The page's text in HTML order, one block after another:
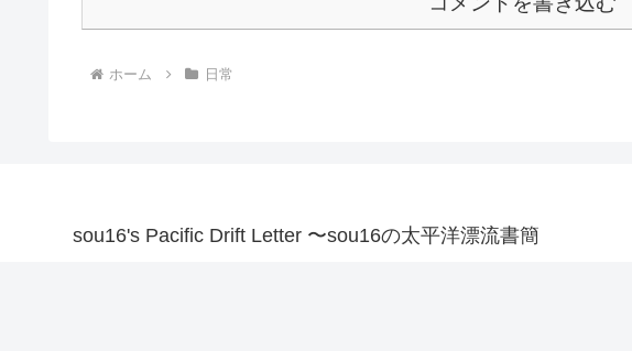
ホーム 日常
sou16's Pacific Drift Letter 〜sou16の太平洋漂流書簡